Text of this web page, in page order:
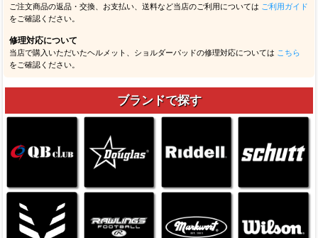
ご注文商品の返品・交換、お支払い、送料など当店のご利用については ご利用ガイド
をご確認ください。
修理対応について
当店で購入いただいたヘルメット、ショルダーパッドの修理対応については こちら
をご確認ください。
ブランドで探す